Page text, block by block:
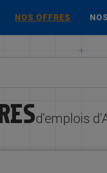
NOS OFFRES
d'emplois